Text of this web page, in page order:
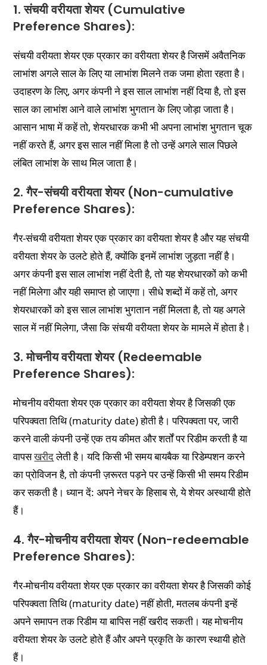
1. संचयी वरीयता शेयर (Cumulative
Preference Shares):
संचयी वरीयता शेयर एक प्रकार का वरीयता शेयर है जिसमें अवैतनिक
लाभांश अगले साल के लिए या लाभांश मिलने तक जमा होता रहता है।
उदाहरण के लिए, अगर कंपनी ने इस साल लाभांश नहीं दिया है, तो इस
साल का लाभांश आने वाले लाभांश भुगतान के लिए जोड़ा जाता है।
आसान भाषा में कहें तो, शेयरधारक कभी भी अपना लाभांश भुगतान चूक
नहीं करते हैं, अगर इस साल नहीं मिला है तो उन्हें अगले साल पिछले
लंबित लाभांश के साथ मिल जाता है।
2. गैर-संचयी वरीयता शेयर (Non-cumulative
Preference Shares):
गैर-संचयी वरीयता शेयर एक प्रकार का वरीयता शेयर है और यह संचयी
वरीयता शेयर के उलटे होते हैं, क्योंकि इनमें लाभांश जुड़ता नहीं है।
अगर कंपनी इस साल लाभांश नहीं देती है, तो यह शेयरधारकों को कभी
नहीं मिलेगा और यही समाप्त हो जाएगा। सीधे शब्दों में कहें तो, अगर
शेयरधारकों को इस साल लाभांश भुगतान नहीं मिलता है, तो यह अगले
साल में नहीं मिलेगा, जैसा कि संचयी वरीयता शेयर के मामले में होता है।
3. मोचनीय वरीयता शेयर (Redeemable
Preference Shares):
मोचनीय वरीयता शेयर एक प्रकार का वरीयता शेयर है जिसकी एक
परिपक्वता तिथि (maturity date) होती है। परिपक्वता पर, जारी
करने वाली कंपनी उन्हें एक तय कीमत और शर्तों पर रिडीम करती है या
वापसखरीदलेती है। यदि किसी भी समय बायबैक या रिडेम्पशन करने
का प्रोविजन है, तो कंपनी ज़रूरत पड़ने पर उन्हें किसी भी समय रिडीम
कर सकती है। ध्यान दें: अपने नेचर के हिसाब से, ये शेयर अस्थायी होते
हैं।
4. गैर-मोचनीय वरीयता शेयर (Non-redeemable
Preference Shares):
गैर-मोचनीय वरीयता शेयर एक प्रकार का वरीयता शेयर है जिसकी कोई
परिपक्वता तिथि (maturity date) नहीं होती, मतलब कंपनी इन्हें
अपने समापन तक रिडीम या बापिस नहीं खरीद सकती। यह मोचनीय
वरीयता शेयर के उलटे होते हैं और अपने प्रकृति के कारण स्थायी होते
हैं।